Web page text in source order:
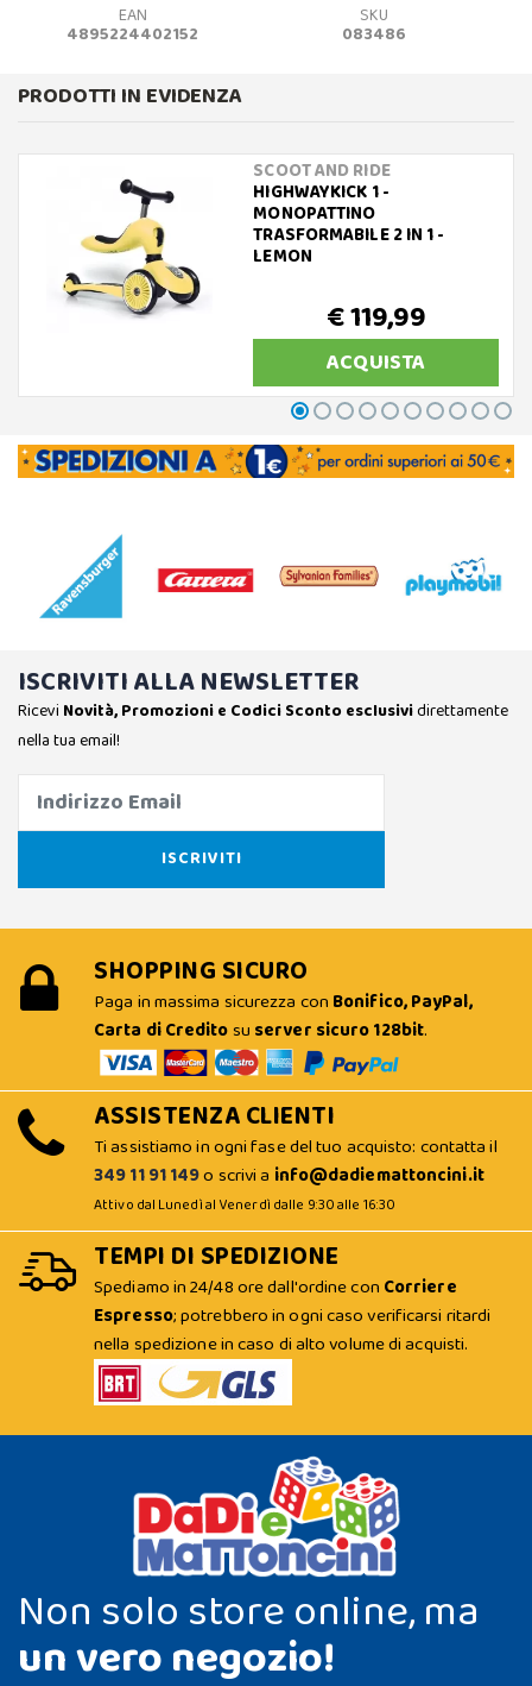
EAN
4895224402152
SKU
083486
PRODOTTI IN EVIDENZA
SCOOT AND RIDE
HIGHWAYKICK 1 -
MONOPATTINO
TRASFORMABILE 2 IN 1 -
LEMON
€ 119,99
ACQUISTA
ISCRIVITI ALLA NEWSLETTER
Ricevi Novità, Promozioni e Codici Sconto esclusividirettamente
nella tua email!
SHOPPING SICURO
Paga in massima sicurezza con Bonifico, PayPal,
Carta di Creditosu server sicuro 128bit.
ASSISTENZA CLIENTI
Ti assistiamo in ogni fase del tuo acquisto: contatta il
349 11 91 149o scrivi a info@dadiemattoncini.it
Attivo dal Lunedì al Venerdì dalle 9:30 alle 16:30
TEMPI DI SPEDIZIONE
Spediamo in 24/48 ore dall'ordine con Corriere
Espresso; potrebbero in ogni caso verificarsi ritardi
nella spedizione in caso di alto volume di acquisti.
Non solo store online, ma
un vero negozio!